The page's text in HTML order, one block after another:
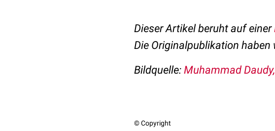
Dieser Artikel beruht auf einer
Die Originalpublikation haben
Bildquelle: Muhammad
© Copyright